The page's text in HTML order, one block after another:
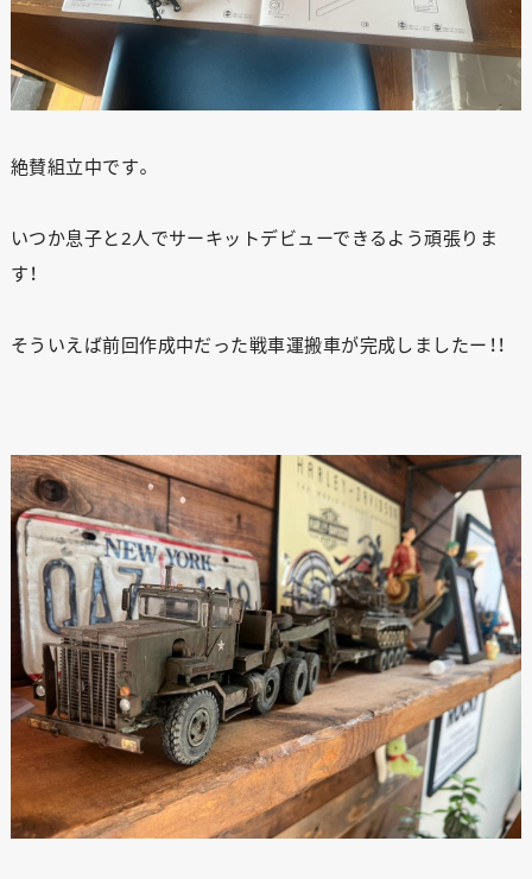
絶賛組立中です。
いつか息子と2人でサーキットデビューできるよう頑張りま
す！
そういえば前回作成中だった戦車運搬車が完成しましたー！！